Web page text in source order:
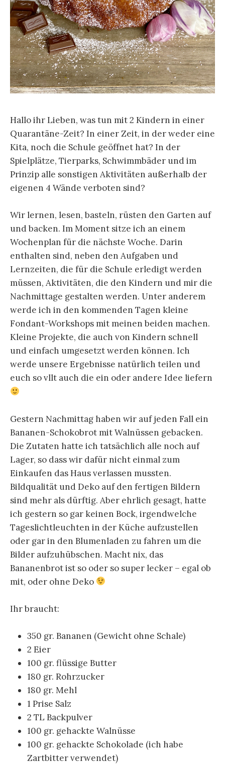
:
Hallo ihr Lieben, was tun mit 2 Kindern in einer
Quarantäne-Zeit? In einer Zeit, in der weder eine
Kita, noch die Schule geöffnet hat? In der
Spielplätze, Tierparks, Schwimmbäder und im
Prinzip alle sonstigen Aktivitäten außerhalb der
eigenen 4 Wände verboten sind?
Wir lernen, lesen, basteln, rüsten den Garten auf
und backen. Im Moment sitze ich an einem
Wochenplan für die nächste Woche. Darin
enthalten sind, neben den Aufgaben und
Lernzeiten, die für die Schule erledigt werden
müssen, Aktivitäten, die den Kindern und mir die
Nachmittage gestalten werden. Unter anderem
werde ich in den kommenden Tagen kleine
Fondant-Workshops mit meinen beiden machen.
Kleine Projekte, die auch von Kindern schnell
und einfach umgesetzt werden können. Ich
werde unsere Ergebnisse natürlich teilen und
euch so vllt auch die ein oder andere Idee liefern
Gestern Nachmittag haben wir auf jeden Fall ein
Bananen-Schokobrot mit Walnüssen gebacken.
Die Zutaten hatte ich tatsächlich alle noch auf
Lager, so dass wir dafür nicht einmal zum
Einkaufen das Haus verlassen mussten.
Bildqualität und Deko auf den fertigen Bildern
sind mehr als dürftig. Aber ehrlich gesagt, hatte
ich gestern so gar keinen Bock, irgendwelche
Tageslichtleuchten in der Küche aufzustellen
oder gar in den Blumenladen zu fahren um die
Bilder aufzuhübschen. Macht nix, das
Bananenbrot ist so oder so super lecker – egal ob
mit, oder ohne Deko
Ihr braucht:
350 gr. Bananen (Gewicht ohne Schale)
2 Eier
100 gr. flüssige Butter
180 gr. Rohrzucker
180 gr. Mehl
1 Prise Salz
2 TL Backpulver
100 gr. gehackte Walnüsse
100 gr. gehackte Schokolade (ich habe
Zartbitter verwendet)